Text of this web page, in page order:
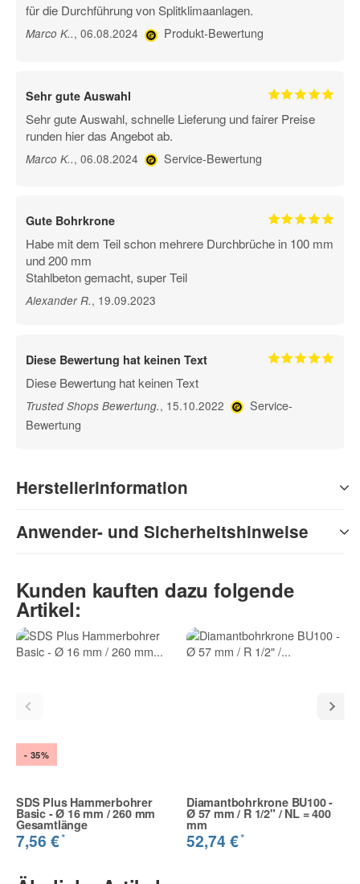
für die Durchführung von Splitklimaanlagen.
Marco K.., 06.08.2024 Produkt-Bewertung
Sehr gute Auswahl
Sehr gute Auswahl, schnelle Lieferung und fairer Preise
runden hier das Angebot ab.
Marco K.., 06.08.2024 Service-Bewertung
Gute Bohrkrone
Habe mit dem Teil schon mehrere Durchbrüche in 100 mm
und 200 mm
Stahlbeton gemacht, super Teil
Alexander R., 19.09.2023
Diese Bewertung hat keinen Text
Diese Bewertung hat keinen Text
Trusted Shops Bewertung., 15.10.2022
Service-
Bewertung
Herstellerinformation
Anwender- und Sicherheitshinweise
Kunden kauften dazu folgende
Artikel:
- 35%
SDS Plus Hammerbohrer
Basic - Ø 16 mm / 260 mm
Gesamtlänge
7,56 €*
Diamantbohrkrone BU100 -
Ø 57 mm / R 1/2" / NL = 400
mm
52,74 €*